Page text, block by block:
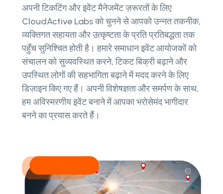
अपनी टिकटिंग और इवेंट मैनेजमेंट ज़रूरतों के लिए
CloudActive Labs को चुनने से आपको उन्नत तकनीक,
व्यक्तिगत सहायता और उत्कृष्टता के प्रति प्रतिबद्धता तक
पहुँच सुनिश्चित होती है। हमारे समाधान इवेंट आयोजकों को
संचालन को सुव्यवस्थित करने, टिकट बिक्री बढ़ाने और
उपस्थित लोगों की सहभागिता बढ़ाने में मदद करने के लिए
डिज़ाइन किए गए हैं। अपनी विशेषज्ञता और समर्पण के साथ,
हम अविस्मरणीय इवेंट बनाने में आपका भरोसेमंद भागीदार
बनने का प्रयास करते हैं।